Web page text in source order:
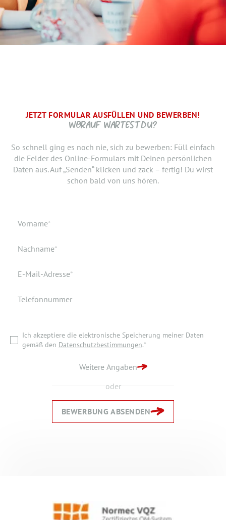
JETZT FORMULAR AUSFÜLLEN UND BEWERBEN!
WORAUF WARTEST DU?
So schnell ging es noch nie, sich zu bewerben: Füll einfach
die Felder des Online-Formulars mit Deinen persönlichen
Daten aus. Auf „Senden“ klicken und zack – fertig! Du wirst
schon bald von uns hören.
Pflichtfeld
Vorname*
Pflichtfeld
Nachname*
Pflichtfeld
E-Mail-Adresse*
Telefonnummer
Ich akzeptiere die elektronische Speicherung meiner Daten
gemäß den Datenschutzbestimmungen.*
Weitere Angaben
oder
BEWERBUNG ABSENDEN
BRAUCHEN WIR NOCH ...
SCHRITT.
bist, den neuen Job anzutreten. Du möchtest Deiner
Bewerbung doch noch einen Lebenslauf oder ein anderes
Dokument hinzufügen? Hier kannst Du es hochladen.
Verfügbar ab
Dokumente
Ich akzeptiere die elektronische Speicherung meiner Daten
DANKE, WIR FREUEN UNS AUF DICH UND MELDEN UNS
ZURÜCK ZUR STARTSEITE